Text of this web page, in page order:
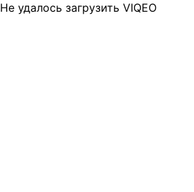
Не удалось загрузить VIQEO